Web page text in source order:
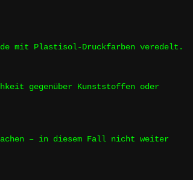
mit Plastisol-Druckfarben veredelt.
gegenüber Kunststoffen oder
– in diesem Fall nicht weiter